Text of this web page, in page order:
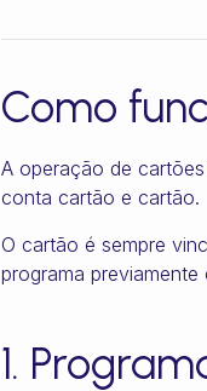
Como
A operação de
conta cartão e cartão.
O cartão é sempre
programa previamente
1.